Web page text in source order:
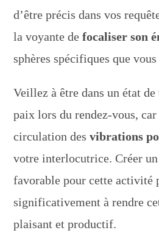
d’être précis dans vos
la voyante defocaliser son
sphères spécifiques que
Veillez à être dans un état
paix lors du rendez-vous,
circulation desvibrations
votre interlocutrice. Créer
favorable pour cette activité
significativement à rendre
plaisant et productif.